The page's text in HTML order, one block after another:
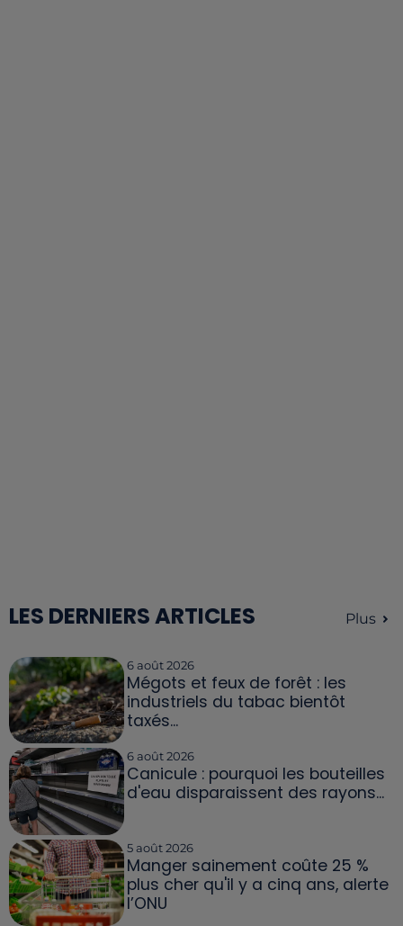
LES DERNIERS ARTICLES Plus
6 août 2026
Mégots et feux de forêt : les
industriels du tabac bientôt
taxés...
6 août 2026
Canicule : pourquoi les bouteilles
d'eau disparaissent des rayons...
5 août 2026
Manger sainement coûte 25 %
plus cher qu'il y a cinq ans, alerte
l’ONU